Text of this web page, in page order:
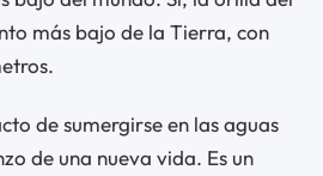
más bajo de la Tierra, con
de sumergirse en las aguas
de una nueva vida. Es un